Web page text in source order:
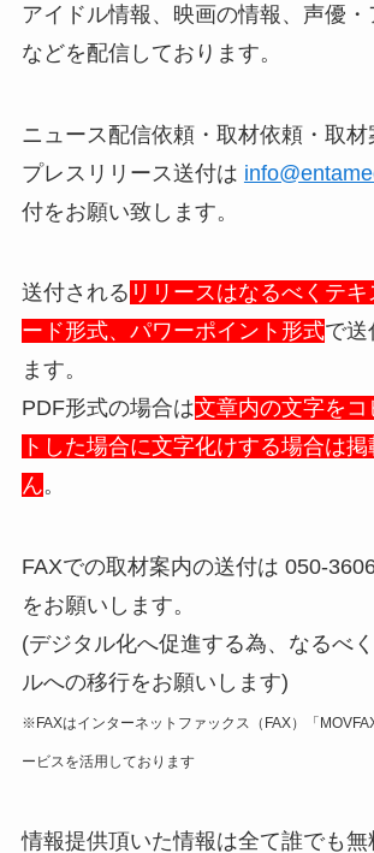
アイドル情報、映画の情報、声優・
などを配信しております。
ニュース配信依頼・取材依頼・取材
プレスリリース送付は
付をお願い致します。
送付される リリースはなるべくテ
ード形式、パワーポイント形式で送
ます。
PDF形式の場合は文章内の文字をコ
トした場合に文字化けする場合は
ん。
FAXでの取材案内の送付は 050-
をお願いします。
(デジタル化へ促進する為、なるべ
ルへの移行をお願いします)
※FAXはインターネットファックス（FAX）「
ービスを活用しております
情報提供頂いた情報は全て誰でも無